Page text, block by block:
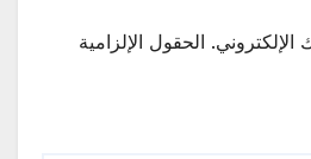
الحقول الإلزامية